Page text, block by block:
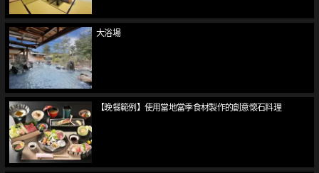
大浴場
【晚餐範例】使用當地當季食材製作的創意懷石料理